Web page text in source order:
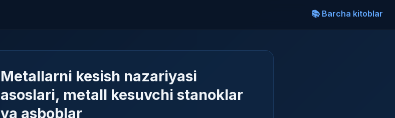
📚 Barcha kitoblar
Metallarni kesish nazariyasi
asoslari, metall kesuvchi stanoklar
va asboblar